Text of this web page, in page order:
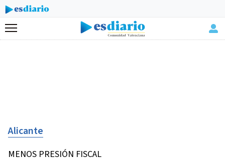
Menú
Alicante
MENOS PRESIÓN FISCAL